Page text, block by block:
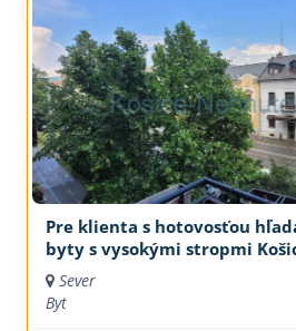
Pre klienta s hotovosťou
byty s vysokými stropmi
Sever
Byt